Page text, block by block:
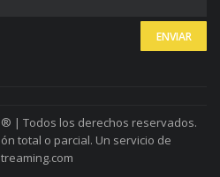
| Todos los derechos reservados.
total o parcial. Un servicio de